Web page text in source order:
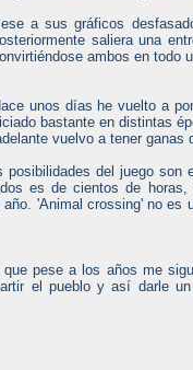
a sus gráficos
saliera una
ambos en todo
unos días he vuelto a
bastante en distintas
vuelvo a tener
posibilidades del juego
es de cientos de
'Animal crossing' no
que pese a los años me
el pueblo y así darle